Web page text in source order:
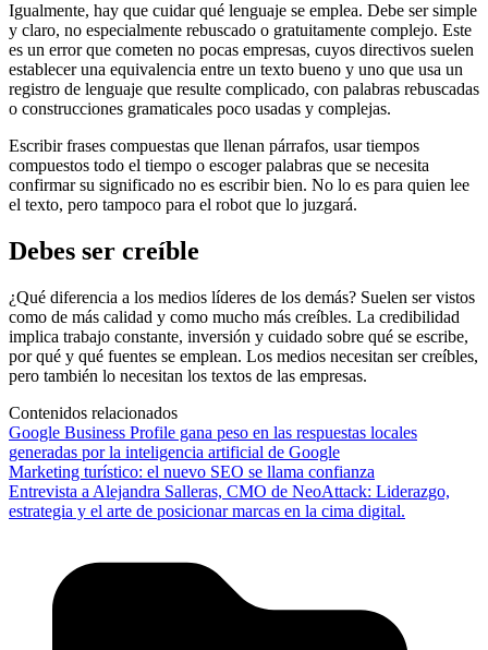
Igualmente, hay que cuidar qué lenguaje se emplea. Debe ser simple
y claro, no especialmente rebuscado o gratuitamente complejo. Este
es un error que cometen no pocas empresas, cuyos directivos suelen
establecer una equivalencia entre un texto bueno y uno que usa un
registro de lenguaje que resulte complicado, con palabras rebuscadas
o construcciones gramaticales poco usadas y complejas.
Escribir frases compuestas que llenan párrafos, usar tiempos
compuestos todo el tiempo o escoger palabras que se necesita
confirmar su significado no es escribir bien. No lo es para quien lee
el texto, pero tampoco para el robot que lo juzgará.
Debes ser creíble
¿Qué diferencia a los medios líderes de los demás? Suelen ser vistos
como de más calidad y como mucho más creíbles. La credibilidad
implica trabajo constante, inversión y cuidado sobre qué se escribe,
por qué y qué fuentes se emplean. Los medios necesitan ser creíbles,
pero también lo necesitan los textos de las empresas.
Contenidos relacionados
Google Business Profile gana peso en las respuestas locales
generadas por la inteligencia artificial de Google
Marketing turístico: el nuevo SEO se llama confianza
Entrevista a Alejandra Salleras, CMO de NeoAttack: Liderazgo,
estrategia y el arte de posicionar marcas en la cima digital.